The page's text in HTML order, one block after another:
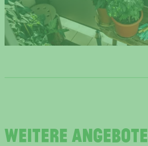
weitere Angebote